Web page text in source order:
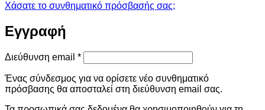
Χάσατε το συνθηματικό πρόσβασής σας;
Εγγραφή
Διεύθυνση email *Απαιτείται
Ένας σύνδεσμος για να ορίσετε νέο συνθηματικό
πρόσβασης θα αποσταλεί στη διεύθυνση email σας.